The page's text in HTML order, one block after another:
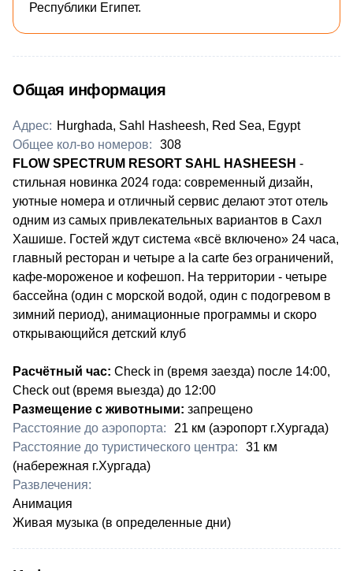
Республики Египет.
Общая информация
Адрес: Hurghada, Sahl Hasheesh, Red Sea, Egypt
Общее кол-во номеров:
308
FLOW SPECTRUM RESORT SAHL HASHEESH -
стильная новинка 2024 года: современный дизайн,
уютные номера и отличный сервис делают этот отель
одним из самых привлекательных вариантов в Сахл
Хашише. Гостей ждут система «всё включено» 24 часа,
главный ресторан и четыре a la carte без ограничений,
кафе-мороженое и кофешоп. На территории - четыре
бассейна (один с морской водой, один с подогревом в
зимний период), анимационные программы и скоро
открывающийся детский клуб
Расчётный час: Check in (время заезда) после 14:00,
Check out (время выезда) до 12:00
Размещение с животными: запрещено
Расстояние до аэропорта:
​21 км (аэропорт г.Хургада)
Расстояние до туристического центра:
​31 км
(набережная г.Хургада)
Развлечения:
Анимация
Живая музыка (в определенные дни)